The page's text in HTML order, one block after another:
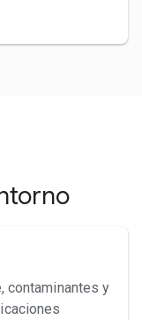
contaminantes y